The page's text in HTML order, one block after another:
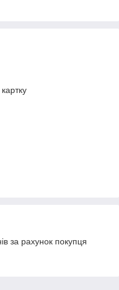
за рахунок покупця